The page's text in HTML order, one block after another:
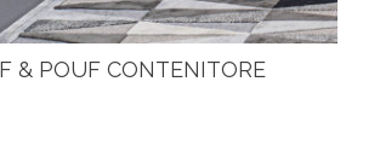
& POUF CONTENITORE